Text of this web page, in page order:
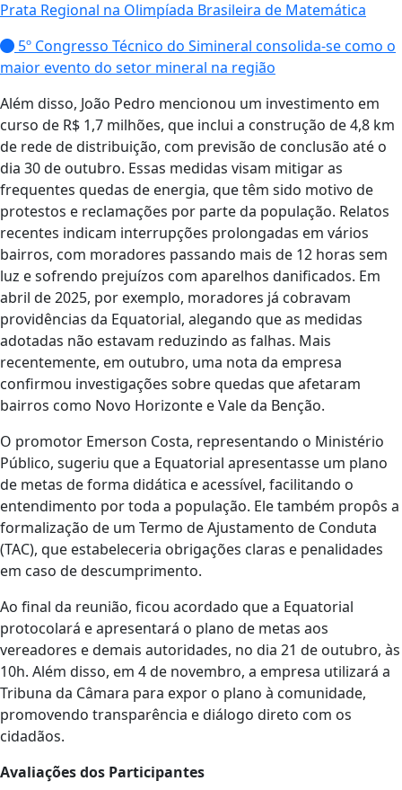
Prata Regional na Olimpíada Brasileira de Matemática
5º Congresso Técnico do Simineral consolida-se como o
maior evento do setor mineral na região
Além disso, João Pedro mencionou um investimento em
curso de R$ 1,7 milhões, que inclui a construção de 4,8 km
de rede de distribuição, com previsão de conclusão até o
dia 30 de outubro. Essas medidas visam mitigar as
frequentes quedas de energia, que têm sido motivo de
protestos e reclamações por parte da população. Relatos
recentes indicam interrupções prolongadas em vários
bairros, com moradores passando mais de 12 horas sem
luz e sofrendo prejuízos com aparelhos danificados. Em
abril de 2025, por exemplo, moradores já cobravam
providências da Equatorial, alegando que as medidas
adotadas não estavam reduzindo as falhas. Mais
recentemente, em outubro, uma nota da empresa
confirmou investigações sobre quedas que afetaram
bairros como Novo Horizonte e Vale da Benção.
O promotor Emerson Costa, representando o Ministério
Público, sugeriu que a Equatorial apresentasse um plano
de metas de forma didática e acessível, facilitando o
entendimento por toda a população. Ele também propôs a
formalização de um Termo de Ajustamento de Conduta
(TAC), que estabeleceria obrigações claras e penalidades
em caso de descumprimento.
Ao final da reunião, ficou acordado que a Equatorial
protocolará e apresentará o plano de metas aos
vereadores e demais autoridades, no dia 21 de outubro, às
10h. Além disso, em 4 de novembro, a empresa utilizará a
Tribuna da Câmara para expor o plano à comunidade,
promovendo transparência e diálogo direto com os
cidadãos.
Avaliações dos Participantes